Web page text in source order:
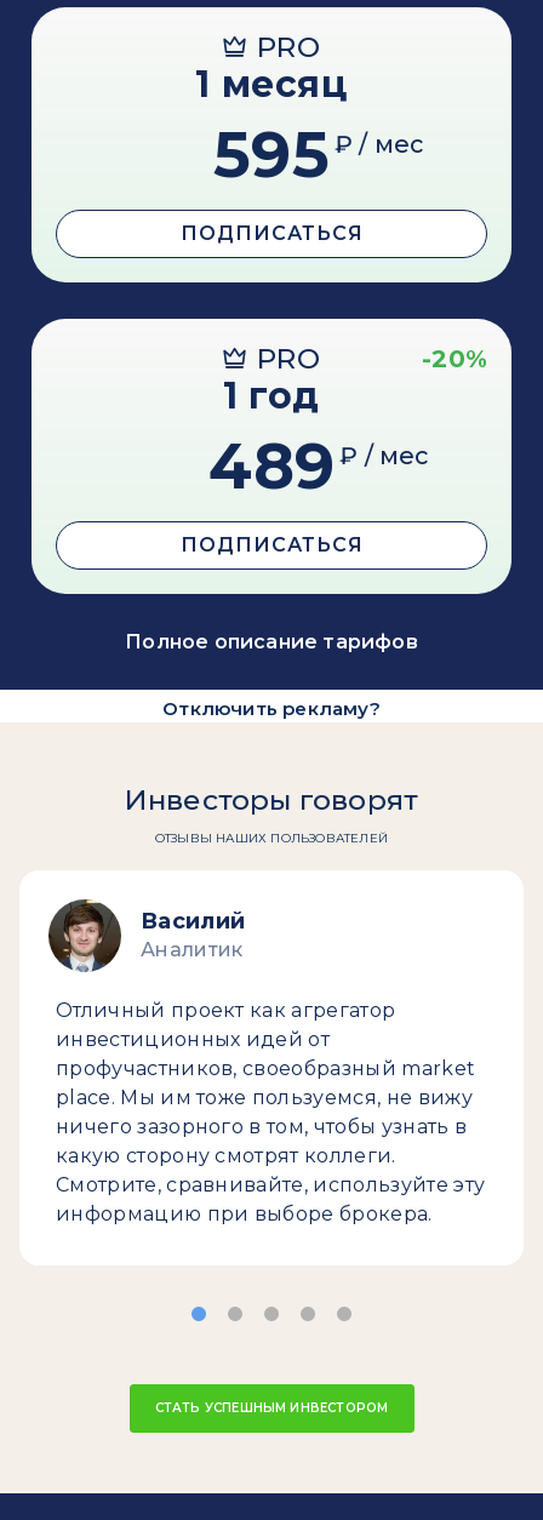
PRO
1 месяц
595 ₽ / мес
ПОДПИСАТЬСЯ
PRO -20%
1 год
489 ₽ / мес
ПОДПИСАТЬСЯ
Полное описание тарифов
Отключить рекламу?
Инвесторы говорят
ОТЗЫВЫ НАШИХ ПОЛЬЗОВАТЕЛЕЙ
Василий
Аналитик
Отличный проект как агрегатор
инвестиционных идей от
профучастников, своеобразный market
place. Мы им тоже пользуемся, не вижу
ничего зазорного в том, чтобы узнать в
какую сторону смотрят коллеги.
Смотрите, сравнивайте, используйте эту
информацию при выборе брокера.
СТАТЬ УСПЕШНЫМ ИНВЕСТОРОМ